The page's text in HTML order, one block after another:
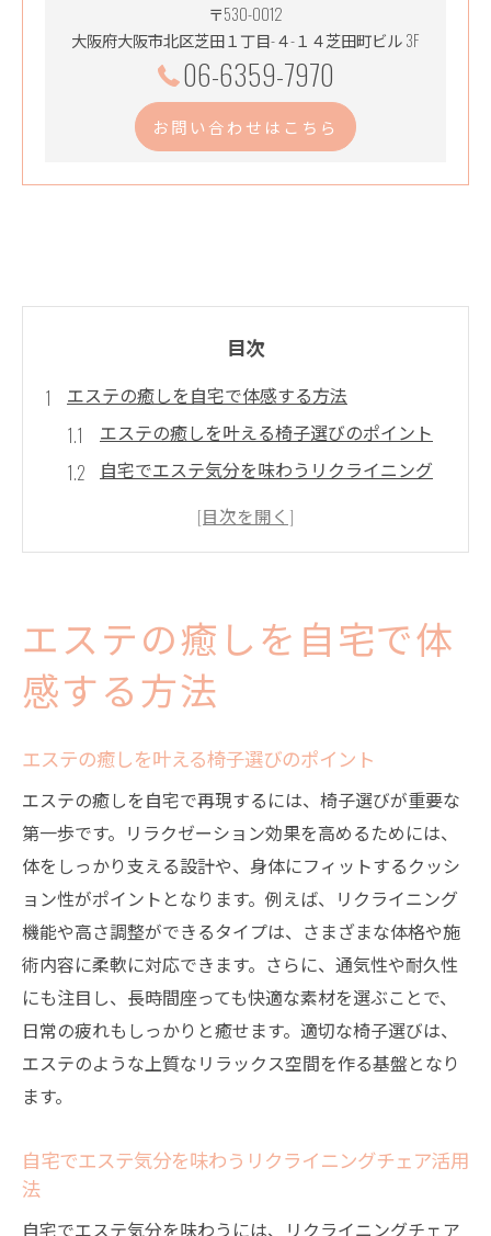
〒530-0012
大阪府大阪市北区芝田１丁目-４-１４芝田町ビル 3F
06-6359-7970
お問い合わせはこちら
目次
エステの癒しを自宅で体感する方法
エステの癒しを叶える椅子選びのポイント
自宅でエステ気分を味わうリクライニング
コツ
エステ用リクライニングチェアの快適な使
い方
エステ体験を深めるスツールやベッドの活
リクライニングチェアで叶える極上リラクゼー
ション
エステ気分を高めるリクライニングチェア
の特徴
ドライヘッドスパに最適なリクライニング
チェアの選び方
エステ用リクライニングチェア施術時のポ
イント
エステチェアとリクライニングチェアの使
エステの癒しを自宅で体
感する方法
エステの癒しを叶える椅子選びのポイント
エステの癒しを自宅で再現するには、椅子選びが重要な
第一歩です。リラクゼーション効果を高めるためには、
体をしっかり支える設計や、身体にフィットするクッシ
ョン性がポイントとなります。例えば、リクライニング
機能や高さ調整ができるタイプは、さまざまな体格や施
術内容に柔軟に対応できます。さらに、通気性や耐久性
にも注目し、長時間座っても快適な素材を選ぶことで、
日常の疲れもしっかりと癒せます。適切な椅子選びは、
エステのような上質なリラックス空間を作る基盤となり
ます。
自宅でエステ気分を味わうリクライニングチェア活用
法
自宅でエステ気分を味わうには、リクライニングチェア